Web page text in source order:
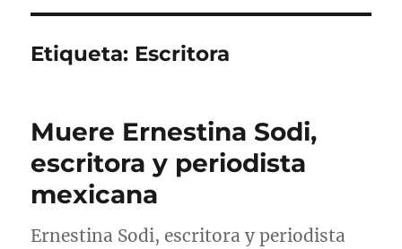
Etiqueta: Escritora
Muere Ernestina Sodi,
escritora y periodista
mexicana
Ernestina Sodi, escritora y periodista